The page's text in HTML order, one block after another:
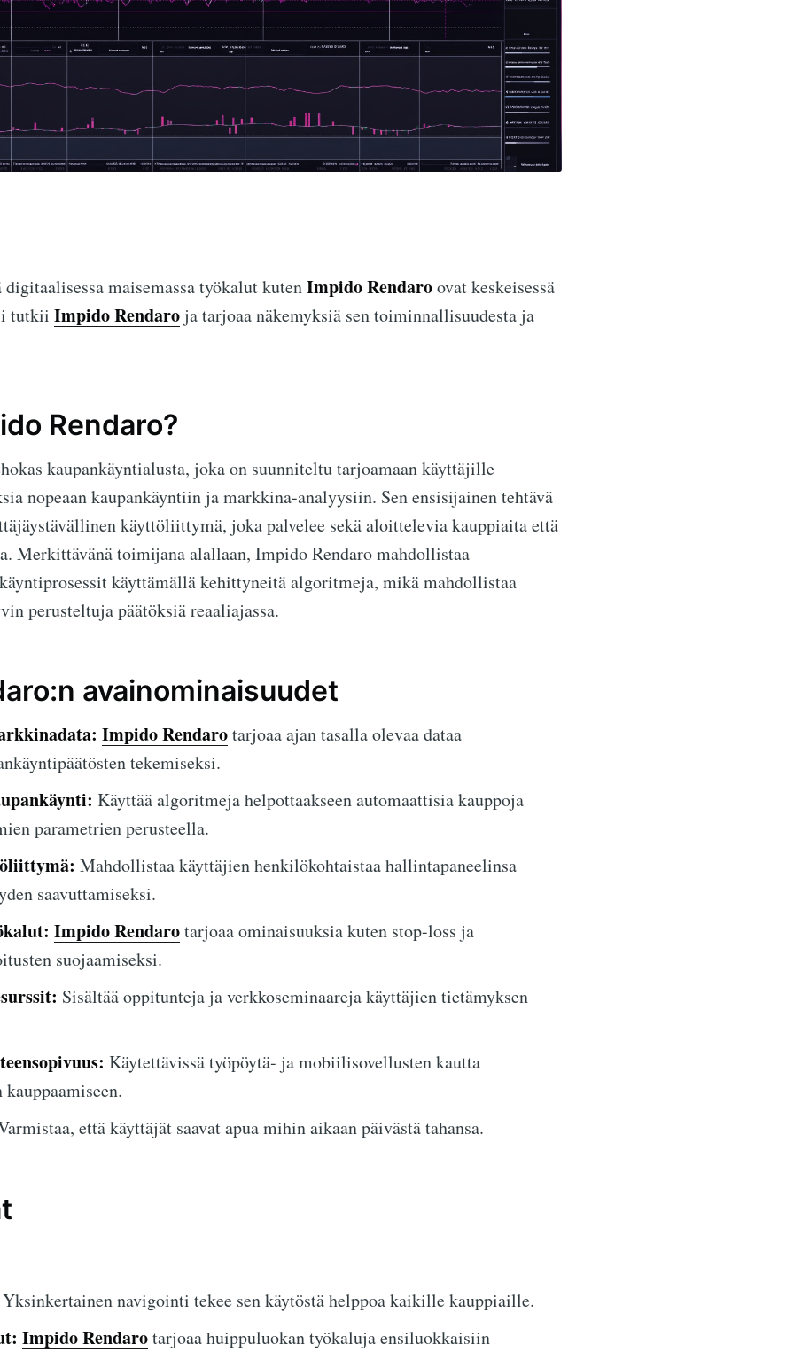
maisemassa työkalut kutenImpido Rendaroovat keskeisessä
tutkii Impido Rendaroja tarjoaa näkemyksiä sen toiminnallisuudesta ja
Rendaro?
kaupankäyntialusta, joka on suunniteltu tarjoamaan käyttäjille
nopeaan kaupankäyntiin ja markkina-analyysiin. Sen ensisijainen tehtävä
käyttöliittymä, joka palvelee sekä aloittelevia kauppiaita että
Merkittävänä toimijana alallaan, Impido Rendaro mahdollistaa
käyttämällä kehittyneitä algoritmeja, mikä mahdollistaa
perusteltuja päätöksiä reaaliajassa.
avainominaisuudet
Impido Rendarotarjoaa ajan tasalla olevaa dataa
tekemiseksi.
Käyttää algoritmeja helpottaakseen automaattisia kauppoja
parametrien perusteella.
Mahdollistaa käyttäjien henkilökohtaistaa hallintapaneelinsa
saavuttamiseksi.
Impido Rendarotarjoaa ominaisuuksia kuten stop-loss ja
suojaamiseksi.
Sisältää oppitunteja ja verkkoseminaareja käyttäjien tietämyksen
Käytettävissä työpöytä- ja mobiilisovellusten kautta
että käyttäjät saavat apua mihin aikaan päivästä tahansa.
navigointi tekee sen käytöstä helppoa kaikille kauppiaille.
Impido Rendarotarjoaa huippuluokan työkaluja ensiluokkaisiin